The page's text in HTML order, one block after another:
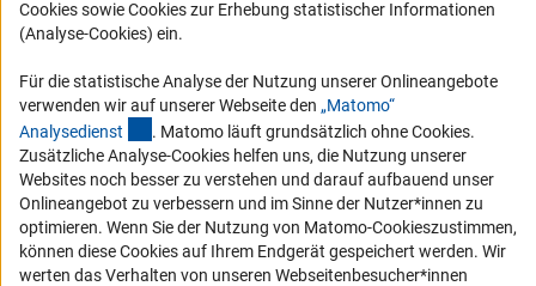
Logo und Corporate Design
Compliance
Vergabeverfahren
Barrierefreiheit
Service und Informationen für Menschen mit Behinderungen
Erklärung zur Barrierefreiheit
Cookies sowie Cookies zur Erhebung statistischer Informationen
(Analyse-Cookies) ein.
Für die statistische Analyse der Nutzung unserer Onlineangebote
verwenden wir auf unserer Webseite den „Matomo“
Analysedienst (externer Link)
. Matomo läuft grundsätzlich ohne Cookies.
Zusätzliche Analyse-Cookies helfen uns, die Nutzung unserer
Websites noch besser zu verstehen und darauf aufbauend unser
Onlineangebot zu verbessern und im Sinne der Nutzer*innen zu
optimieren. Wenn Sie der Nutzung von Matomo-Cookieszustimmen,
können diese Cookies auf Ihrem Endgerät gespeichert werden. Wir
werten das Verhalten von unseren Webseitenbesucher*innen